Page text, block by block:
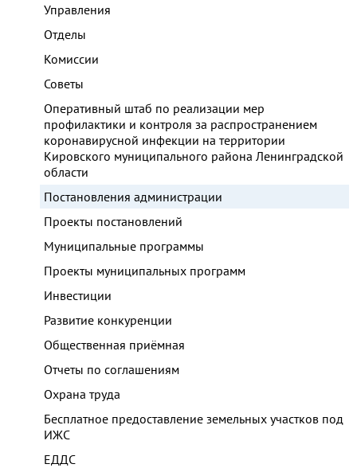
Управления
Отделы
Комиссии
Советы
Оперативный штаб по реализации мер
профилактики и контроля за распространением
коронавирусной инфекции на территории
Кировского муниципального района Ленинградской
области
Постановления администрации
Проекты постановлений
Муниципальные программы
Проекты муниципальных программ
Инвестиции
Развитие конкуренции
Общественная приёмная
Отчеты по соглашениям
Охрана труда
Бесплатное предоставление земельных участков под
ИЖС
ЕДДС